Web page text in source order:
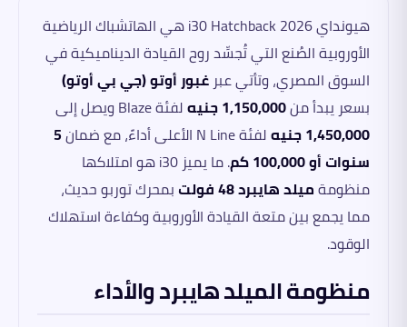
هيونداي i30 Hatchback 2026 هي الهاتشباك الرياضية
الأوروبية الصُنع التي تُجسِّد روح القيادة الديناميكية في
السوق المصري، وتأتي عبر غبور أوتو (جي بي أوتو)
بسعر يبدأ من1,150,000 جنيه
لفئة Blaze ويصل إلى
1,450,000 جنيه
لفئة N Line الأعلى أداءً، مع ضمان
5
سنوات أو 100,000 كم
. ما يميز i30 هو امتلاكها
منظومةميلد هايبرد 48 فولت
بمحرك توربو حديث،
مما يجمع بين متعة القيادة الأوروبية وكفاءة استهلاك
الوقود.
منظومة الميلد هايبرد والأداء